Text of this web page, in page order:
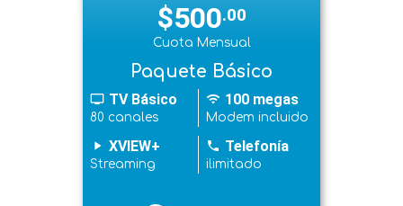
$500.00
Cuota Mensual
Paquete Básico
tv TV Básico
80 canales
wifi 100 megas
Modem incluido
play_arrow XVIEW+
Streaming
phone Telefonía
ilimitado